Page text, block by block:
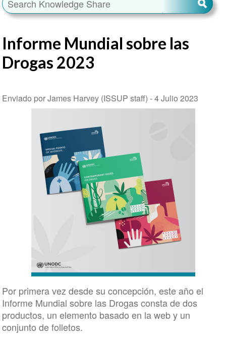
Informe Mundial sobre las
Drogas 2023
Enviado por James Harvey (ISSUP staff) -4 Julio 2023
Por primera vez desde su concepción, este año el
Informe Mundial sobre las Drogas consta de dos
productos, un elemento basado en la web y un
conjunto de folletos.